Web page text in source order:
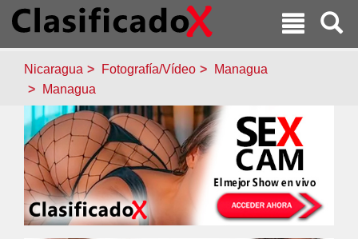
Nicaragua Fotografía/Vídeo
Managua
Managua